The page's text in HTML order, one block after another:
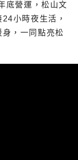
底營運，松山文
小時夜生活，
，一同點亮松